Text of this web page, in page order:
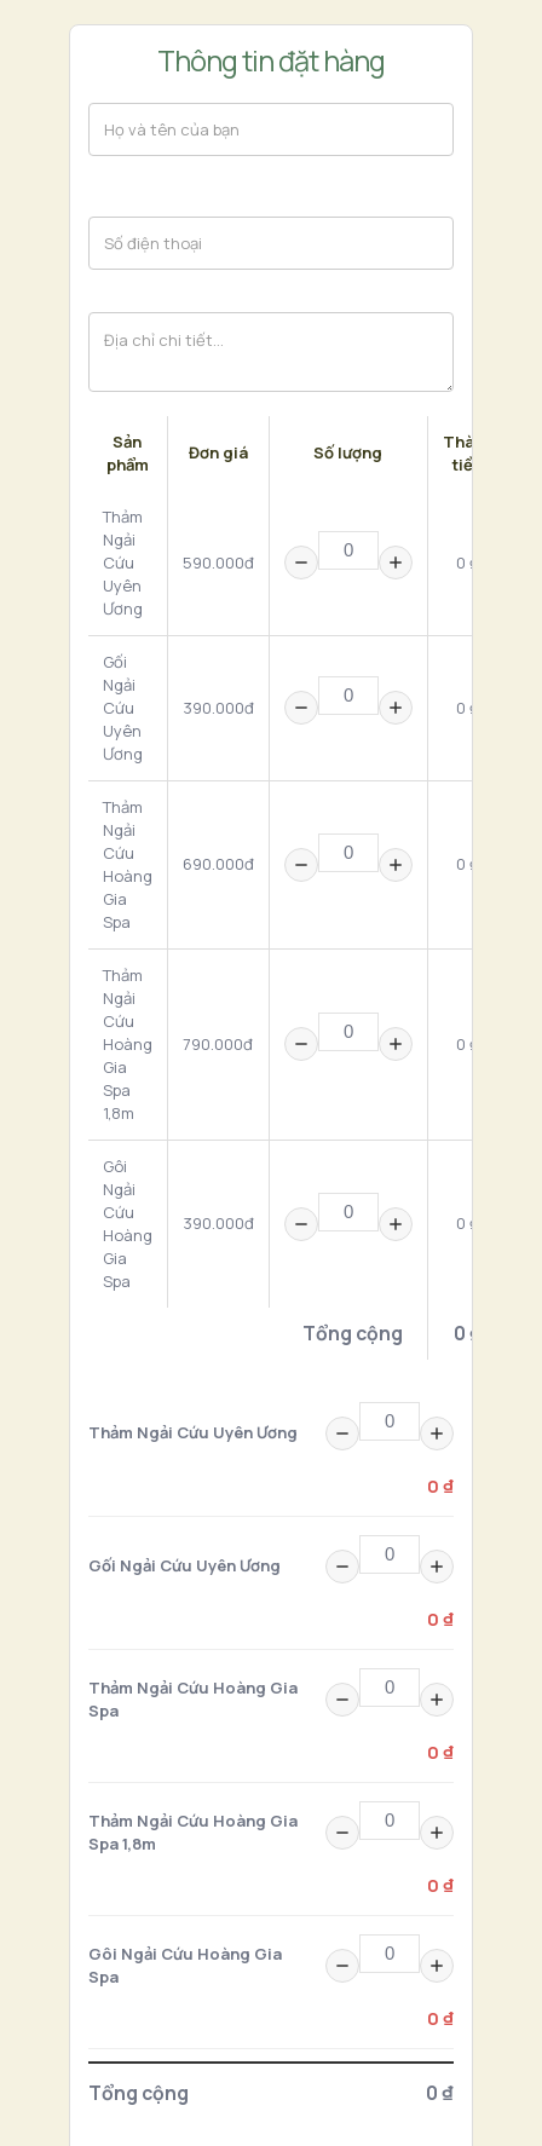
Thông tin đặt hàng
Sản
phẩm
Đơn giá Số lượng
Thành
tiền
Thảm
Ngải
Cứu
Uyên
Ương
590.000đ 0 ₫
Gối
Ngải
Cứu
Uyên
Ương
390.000đ 0 ₫
Thảm
Ngải
Cứu
Hoàng
Gia
Spa
690.000đ 0 ₫
Thảm
Ngải
Cứu
Hoàng
Gia
Spa
1,8m
790.000đ 0 ₫
Gôi
Ngải
Cứu
Hoàng
Gia
Spa
390.000đ 0 ₫
Tổng cộng 0 ₫
Thảm Ngải Cứu Uyên Ương
0 ₫
Gối Ngải Cứu Uyên Ương
0 ₫
Thảm Ngải Cứu Hoàng Gia
Spa
0 ₫
Thảm Ngải Cứu Hoàng Gia
Spa 1,8m
0 ₫
Gôi Ngải Cứu Hoàng Gia
Spa
0 ₫
Tổng cộng 0 ₫